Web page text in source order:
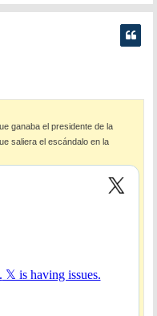
ganaba el presidente de la
saliera el escándalo en la